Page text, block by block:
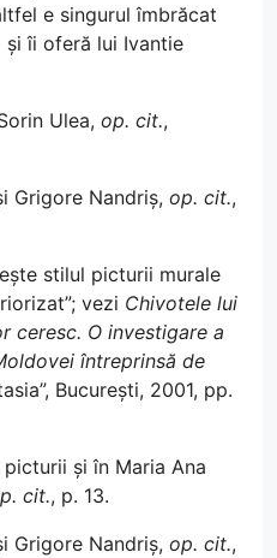
e singurul îmbrăcat
și îi oferă lui Ivantie
Ulea, op. cit.,
Grigore Nandriș, op. cit.,
stilul picturii murale
vezi Chivotele lui
ceresc. O investigare a
întreprinsă de
București, 2001, pp.
și în Maria Ana
cit., p. 13.
Grigore Nandriș, op. cit.,